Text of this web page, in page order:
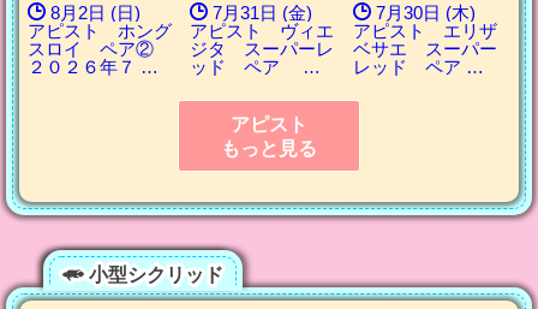
8月2日 (日)
アピスト ホング
スロイ ペア②
２０２６年７ …
7月31日 (金)
アピスト ヴィエ
ジタ スーパーレ
ッド ペア …
7月30日 (木)
アピスト エリザ
ベサエ スーパー
レッド ペア …
アピスト
もっと見る
小型シクリッド